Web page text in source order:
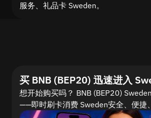
服务、礼品卡 Sweden。
买 BNB (BEP20) 迅速进入
想开始购买吗？ BNB (BEP20)
——即时刷卡消费 Sweden安全、便捷